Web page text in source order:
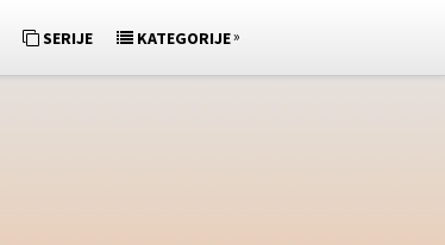
SERIJE KATEGORIJE»